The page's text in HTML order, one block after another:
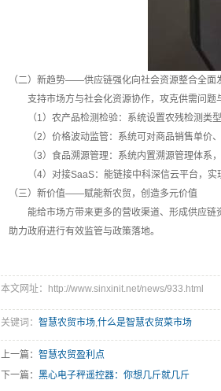
（二）新趋势——供应链强化向社会资源整合全面
支持市场方与社会化资源协作，攻克供需问题
（1）农产品检测检验：系统设置农残检测类型
（2）价格波动监管：系统可对商品销售单价、
（3）食品溯源管理：系统内置溯源管理体系，
（4）对接SaaS：能链接中科深信云平台，实
（三）新价值——赋能新农贸，创造多元价值
能给市场方带来更多的营收渠道、形成供应链
助力政府进行有效监管与政策落地。
本文网址：http://www.sinxinit.net/news/933.html
关键词： 智慧农贸市场,什么是智慧农贸菜市场
上一篇： 智慧农贸盈利点
下一篇： 黑心电子秤遥控器：你想几斤就几斤